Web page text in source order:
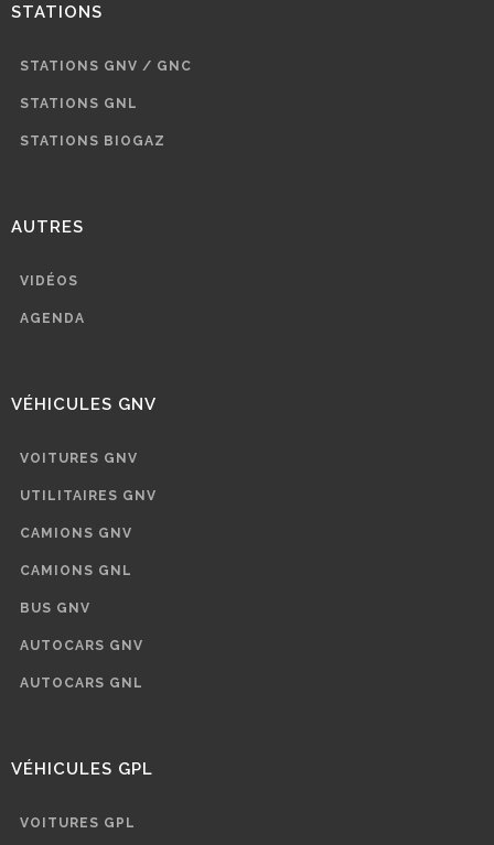
STATIONS
STATIONS GNV / GNC
STATIONS GNL
STATIONS BIOGAZ
AUTRES
VIDÉOS
AGENDA
VÉHICULES GNV
VOITURES GNV
UTILITAIRES GNV
CAMIONS GNV
CAMIONS GNL
BUS GNV
AUTOCARS GNV
AUTOCARS GNL
VÉHICULES GPL
VOITURES GPL